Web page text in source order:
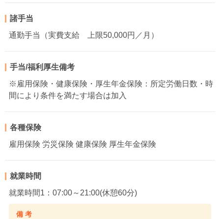
諸手当
通勤手当（実費支給 上限50,000円／月）
手当/福利厚生備考
※雇用保険・健康保険・厚生年金保険：所定労働日数・時
間により条件を満たす場合は加入
各種保険
雇用保険 労災保険 健康保険 厚生年金保険
就業時間
就業時間1：07:00～21:00(休憩60分)
備 考